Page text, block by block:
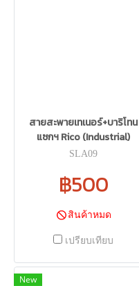
สายสะพายเทเนอร์+บาริโทน
แซกฯ Rico (Industrial)
SLA09
฿500
สินค้าหมด
เปรียบเทียบ
New